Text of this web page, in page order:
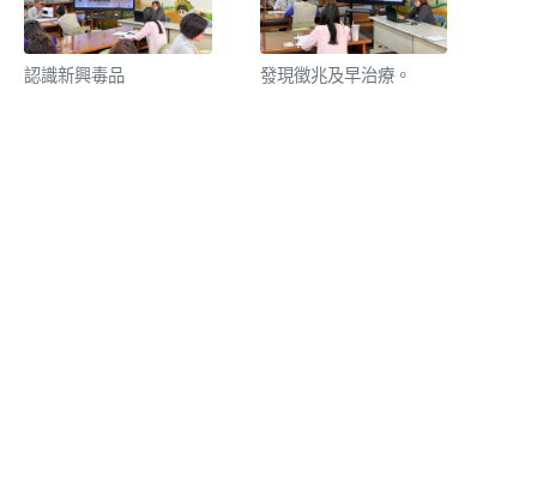
認識新興毒品 發現徵兆及早治療。